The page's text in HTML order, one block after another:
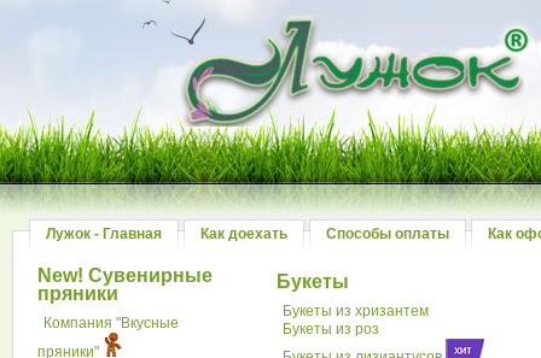
Лужок - Главная Как доехать Способы оплаты Как
New! Сувенирные
пряники
Компания "Вкусные
пряники"
Букеты
Букеты из хризантем
Букеты из роз